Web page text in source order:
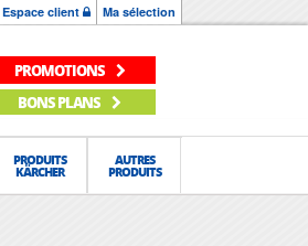
Espace client Ma sélection
PROMOTIONS
BONS PLANS
PRODUITS
KÄRCHER
AUTRES
PRODUITS